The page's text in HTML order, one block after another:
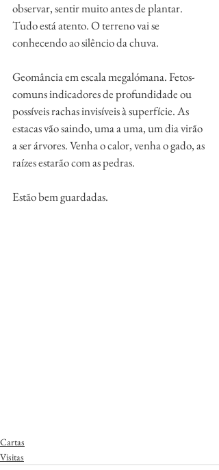
observar, sentir muito antes de plantar.
Tudo está atento. O terreno vai se
conhecendo ao silêncio da chuva.
Geomância em escala megalómana. Fetos-
comuns indicadores de profundidade ou
possíveis rachas invisíveis à superfície. As
estacas vão saindo, uma a uma, um dia virão
a ser árvores. Venha o calor, venha o gado, as
raízes estarão com as pedras.
Estão bem guardadas.
Cartas
Visitas